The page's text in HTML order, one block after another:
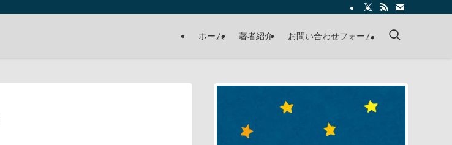
ホーム 著者紹介 お問い合わせフォーム